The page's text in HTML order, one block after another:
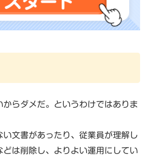
からダメだ。というわけではありま
い文書があったり、従業員が理解し
どは削除し、よりよい運用にしてい